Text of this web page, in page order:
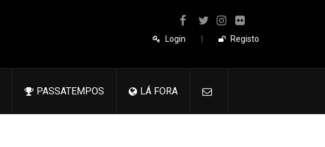
Login Registo
PASSATEMPOS LÁ FORA